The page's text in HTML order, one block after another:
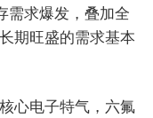
需求爆发，叠加全
期旺盛的需求基本
心电子特气，六氟